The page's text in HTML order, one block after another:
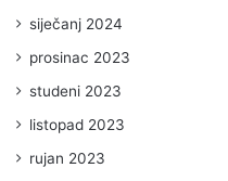
siječanj 2024
prosinac 2023
studeni 2023
listopad 2023
rujan 2023